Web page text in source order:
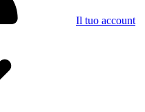
Il tuo account